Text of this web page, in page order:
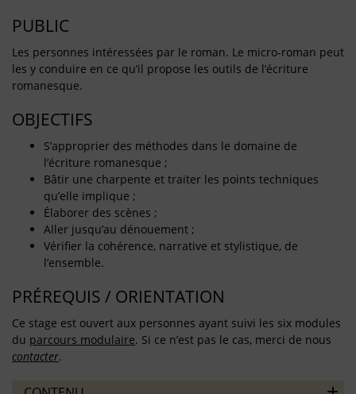
PUBLIC
Les personnes intéressées par le roman. Le micro-roman peut
les y conduire en ce qu’il propose les outils de l’écriture
romanesque.
OBJECTIFS
S’approprier des méthodes dans le domaine de
l’écriture romanesque ;
Bâtir une charpente et traiter les points techniques
qu’elle implique ;
Élaborer des scènes ;
Aller jusqu’au dénouement ;
Vérifier la cohérence, narrative et stylistique, de
l’ensemble.
PRÉREQUIS / ORIENTATION
Ce stage est ouvert aux personnes ayant suivi les six modules
du parcours modulaire. Si ce n’est pas le cas, merci de nous
contacter.